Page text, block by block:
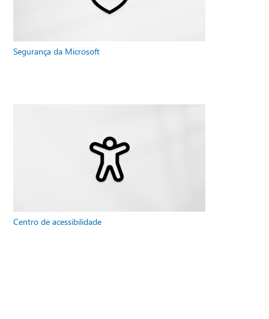
Segurança da Microsoft
Centro de acessibilidade